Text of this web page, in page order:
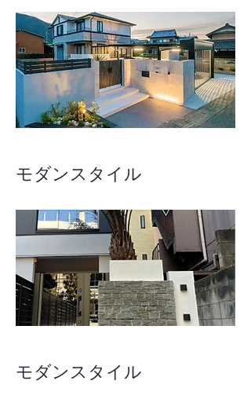
モダンスタイル
モダンスタイル